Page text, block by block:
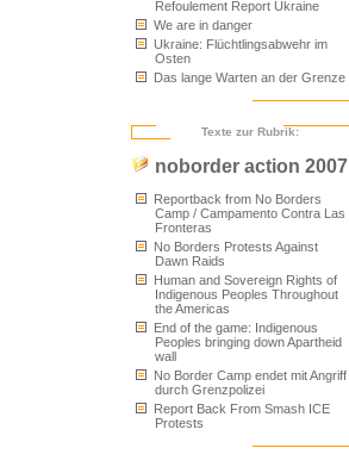
Refoulement Report Ukraine
We are in danger
Ukraine: Flüchtlingsabwehr im
Osten
Das lange Warten an der Grenze
Texte zur Rubrik:
noborder action 2007
Reportback from No Borders
Camp / Campamento Contra Las
Fronteras
No Borders Protests Against
Dawn Raids
Human and Sovereign Rights of
Indigenous Peoples Throughout
the Americas
End of the game: Indigenous
Peoples bringing down Apartheid
wall
No Border Camp endet mit Angriff
durch Grenzpolizei
Report Back From Smash ICE
Protests